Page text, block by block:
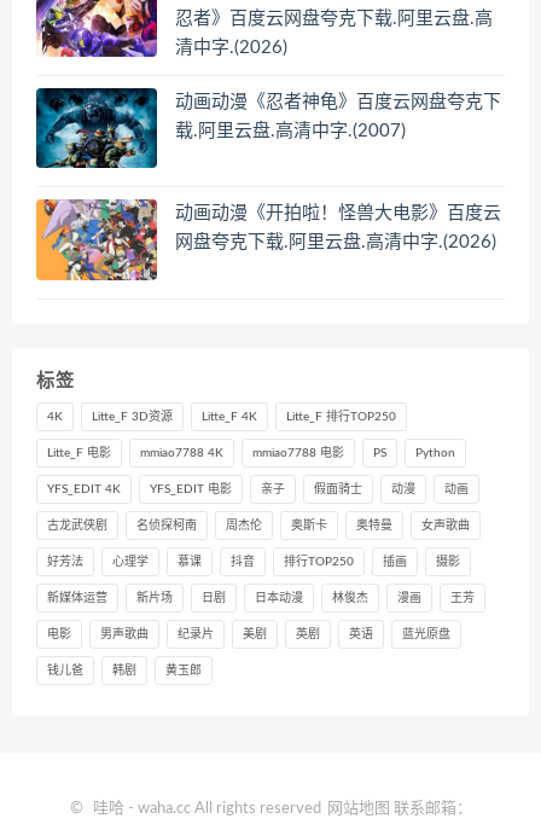
忍者》百度云网盘夸克下载.阿里云盘.高
清中字.(2026)
动画动漫《忍者神龟》百度云网盘夸克下
载.阿里云盘.高清中字.(2007)
动画动漫《开拍啦！怪兽大电影》百度云
网盘夸克下载.阿里云盘.高清中字.(2026)
标签
4K Litte_F 3D资源 Litte_F 4K Litte_F 排行TOP250
Litte_F 电影 mmiao7788 4K mmiao7788 电影 PS Python
YFS_EDIT 4K YFS_EDIT 电影 亲子 假面骑士 动漫 动画
古龙武侠剧 名侦探柯南 周杰伦 奥斯卡 奥特曼 女声歌曲
好芳法 心理学 慕课 抖音 排行TOP250 插画 摄影
新媒体运营 新片场 日剧 日本动漫 林俊杰 漫画 王芳
电影 男声歌曲 纪录片 美剧 英剧 英语 蓝光原盘
钱儿爸 韩剧 黄玉郎
© 哇哈 - waha.cc All rights reserved 网站地图 联系邮箱：